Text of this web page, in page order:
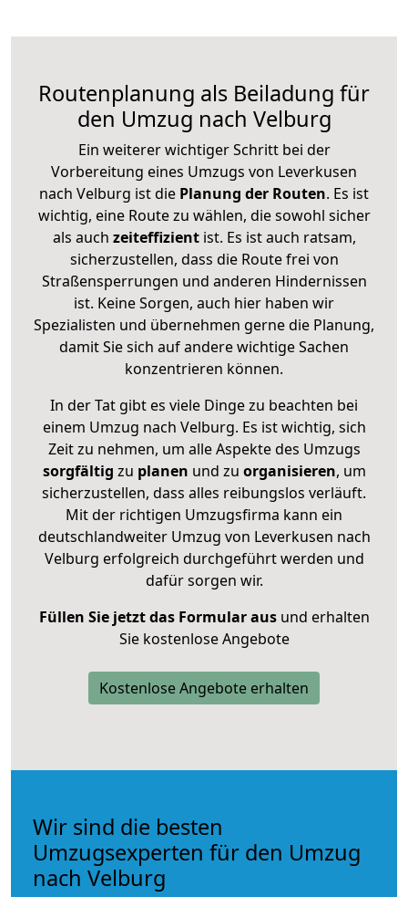
Routenplanung als Beiladung für
den Umzug nach Velburg
Ein weiterer wichtiger Schritt bei der
Vorbereitung eines Umzugs von Leverkusen
nach Velburg ist die Planung der Routen. Es ist
wichtig, eine Route zu wählen, die sowohl sicher
als auch zeiteffizientist. Es ist auch ratsam,
sicherzustellen, dass die Route frei von
Straßensperrungen und anderen Hindernissen
ist. Keine Sorgen, auch hier haben wir
Spezialisten und übernehmen gerne die Planung,
damit Sie sich auf andere wichtige Sachen
konzentrieren können.
In der Tat gibt es viele Dinge zu beachten bei
einem Umzug nach Velburg. Es ist wichtig, sich
Zeit zu nehmen, um alle Aspekte des Umzugs
sorgfältig zu planen und zu organisieren, um
sicherzustellen, dass alles reibungslos verläuft.
Mit der richtigen Umzugsfirma kann ein
deutschlandweiter Umzug von Leverkusen nach
Velburg erfolgreich durchgeführt werden und
dafür sorgen wir.
Füllen Sie jetzt das Formular ausund erhalten
Sie kostenlose Angebote
Kostenlose Angebote erhalten
Wir sind die besten
Umzugsexperten für den Umzug
nach Velburg